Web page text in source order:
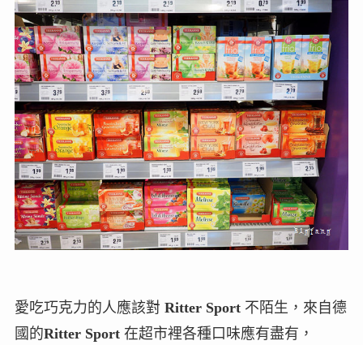
愛吃巧克力的人應該對 Ritter Sport 不陌生，來自德
國的Ritter Sport在超市裡各種口味應有盡有，